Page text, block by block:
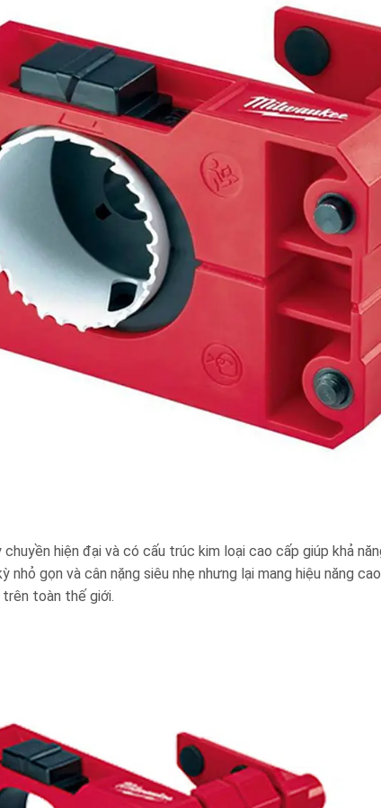
chuyền hiện đại và có cấu trúc kim loại cao cấp giúp khả
gọn và cân nặng siêu nhẹ nhưng lại mang hiệu năng
toàn thế giới.